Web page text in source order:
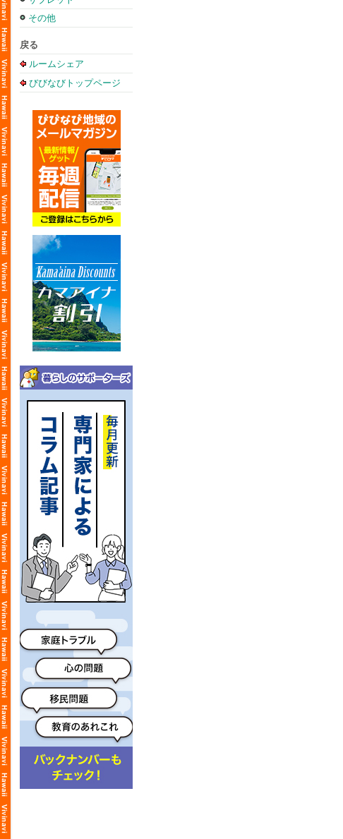
その他
戻る
ルームシェア
びびなびトップページ